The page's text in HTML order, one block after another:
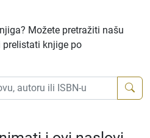
Možete pretražiti našu
knjige po